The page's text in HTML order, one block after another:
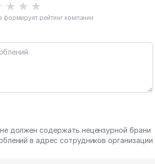
★ ★ ★
формирует рейтинг компании
должен содержать нецензурной брани
в адрес сотрудников организации